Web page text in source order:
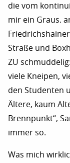
die vom
mir ein Graus.
Straße und
ZU
viele Kneipen,
den Studenten
Ältere, kaum
Brennpunkt“,
immer so.
Was mich